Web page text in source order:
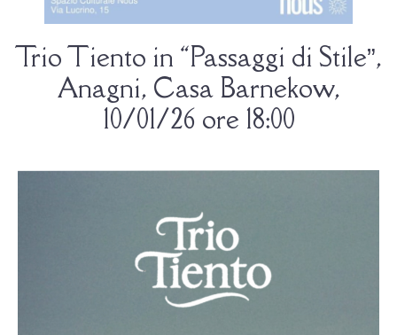
Trio Tiento in “Passaggi di Stile”,
Anagni, Casa Barnekow,
10/01/26 ore 18:00